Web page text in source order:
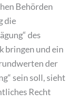
Behörden
die
des
bringen und ein
der
sein soll, sieht
Recht